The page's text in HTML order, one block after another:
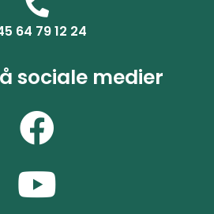
64 79 12 24
sociale medier